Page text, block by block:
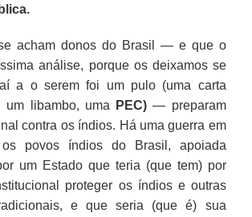
acham donos do Brasil — e que o
análise, porque os deixamos se
a o serem foi um pulo (uma carta
um libambo, uma
PEC) — preparam
contra os índios. Há uma guerra em
povos índios do Brasil, apoiada
um Estado que teria (que tem) por
proteger os índios e outras
e que seria (que é) sua